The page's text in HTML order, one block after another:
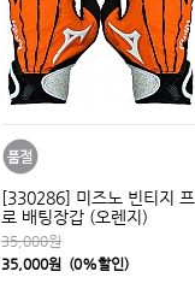
[330286] 미즈노 빈티지 프
로 배팅장갑 (오렌지)
35,000원
35,000원 (0%할인)